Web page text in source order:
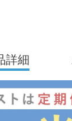
詳細